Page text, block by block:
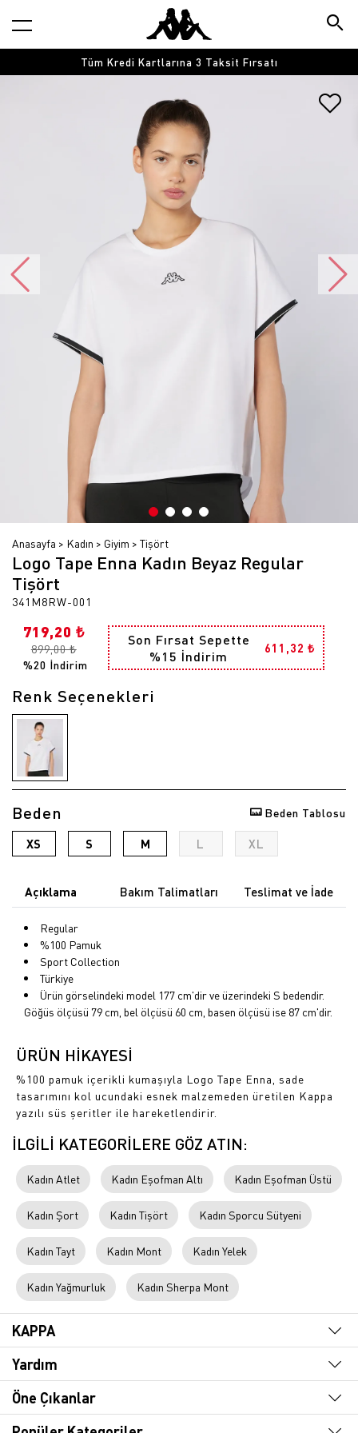
Tüm Kredi Kartlarına 3 Taksit Fırsatı
Anasayfa Kadın Giyim Tişört
Logo Tape Enna Kadın Beyaz Regular
Tişört
341M8RW-001
719,20 ₺
899,00 ₺
%20 İndirim
Son Fırsat Sepette
%15 İndirim
611,32 ₺
Renk Seçenekleri
Beden Beden Tablosu
XS S M L XL
Açıklama Bakım Talimatları Teslimat ve İade
Regular
%100 Pamuk
Sport Collection
Türkiye
Ürün görselindeki model 177 cm'dir ve üzerindeki S bedendir.
Göğüs ölçüsü 79 cm, bel ölçüsü 60 cm, basen ölçüsü ise 87 cm'dir.
ÜRÜN HİKAYESİ
%100 pamuk içerikli kumaşıyla Logo Tape Enna, sade
tasarımını kol ucundaki esnek malzemeden üretilen Kappa
yazılı süs şeritler ile hareketlendirir.
İLGİLİ KATEGORİLERE GÖZ ATIN:
Kadın Atlet Kadın Eşofman Altı Kadın Eşofman Üstü
Kadın Şort Kadın Tişört Kadın Sporcu Sütyeni
Kadın Tayt Kadın Mont Kadın Yelek
Kadın Yağmurluk Kadın Sherpa Mont
KAPPA
Yardım
Öne Çıkanlar